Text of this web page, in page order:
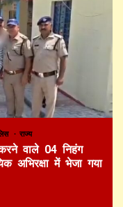
राज्य
वाले 04 निहंग
अभिरक्षा में भेजा गया